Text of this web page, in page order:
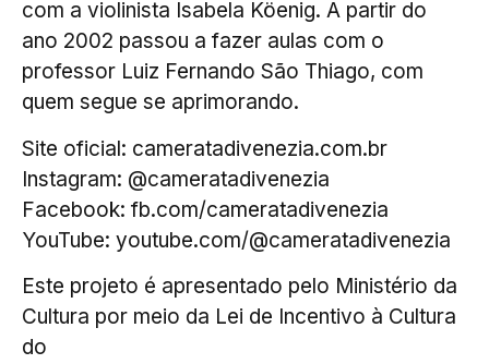
com a violinista Isabela Köenig. A partir do
ano 2002 passou a fazer aulas com o
professor Luiz Fernando São Thiago, com
quem segue se aprimorando.
Site oficial: cameratadivenezia.com.br
Instagram: @cameratadivenezia
Facebook: fb.com/cameratadivenezia
YouTube: youtube.com/@cameratadivenezia
Este projeto é apresentado pelo Ministério da
Cultura por meio da Lei de Incentivo à Cultura
do